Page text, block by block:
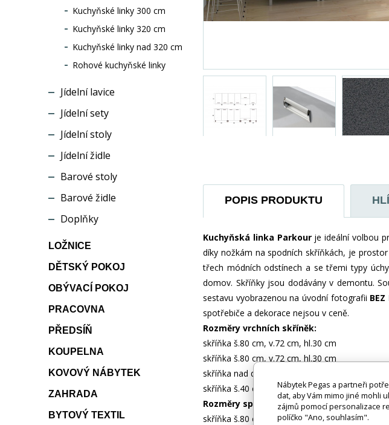
Kuchyňské linky 300 cm
Kuchyňské linky 320 cm
Kuchyňské linky nad 320 cm
Rohové kuchyňské linky
Jídelní lavice
Jídelní sety
Jídelní stoly
Jídelní židle
Barové stoly
Barové židle
Doplňky
LOŽNICE
DĚTSKÝ POKOJ
OBÝVACÍ POKOJ
PRACOVNA
PŘEDSÍŇ
KOUPELNA
KOVOVÝ NÁBYTEK
ZAHRADA
BYTOVÝ TEXTIL
POPIS PRODUKTU
Kuchyňská linka Parkourje ideální volbou
díky nožkám na spodních skříňkách, je
třech módních odstínech a se třemi typy
domov. Skříňky jsou dodávány v demontu.
sestavu vyobrazenou na úvodní fotografii BEZ
spotřebiče a dekorace nejsou v ceně.
Rozměry vrchních skříněk:
skříňka š.80 cm, v.72 cm, hl.30 cm
skříňka š.80 cm, v.72 cm, hl.30 cm
skříňka nad digestoř s výklopnými dvířky š.60
skříňka š.40 cm, v.72 cm, hl.30 cm
Rozměry spodních skříněk:
skříňka š.80 cm, v.83 cm, hl.50 cm
Nábytek Pegas a partneři
dat, aby Vám mimo jiné mohli
zájmů pomocí personalizace
políčko "Ano, souhlasím".